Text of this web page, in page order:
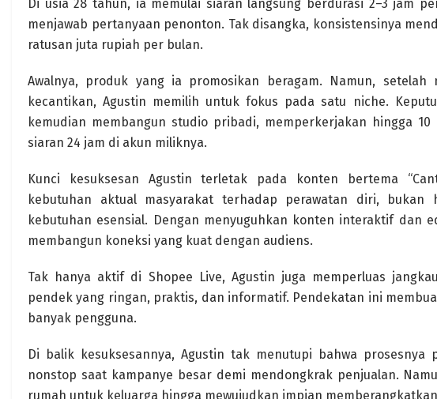
Di usia 28 tahun, ia memulai siaran langsung berdurasi 2–3 jam
menjawab pertanyaan penonton. Tak disangka, konsistensinya
ratusan juta rupiah per bulan.
Awalnya, produk yang ia promosikan beragam. Namun, setelah
kecantikan, Agustin memilih untuk fokus pada satu niche.
kemudian membangun studio pribadi, memperkerjakan hingga
siaran 24 jam di akun miliknya.
Kunci kesuksesan Agustin terletak pada konten bertema
kebutuhan aktual masyarakat terhadap perawatan diri, bukan
kebutuhan esensial. Dengan menyuguhkan konten interaktif dan
membangun koneksi yang kuat dengan audiens.
Tak hanya aktif di Shopee Live, Agustin juga memperluas
pendek yang ringan, praktis, dan informatif. Pendekatan ini
banyak pengguna.
Di balik kesuksesannya, Agustin tak menutupi bahwa
nonstop saat kampanye besar demi mendongkrak penjualan.
rumah untuk keluarga hingga mewujudkan impian